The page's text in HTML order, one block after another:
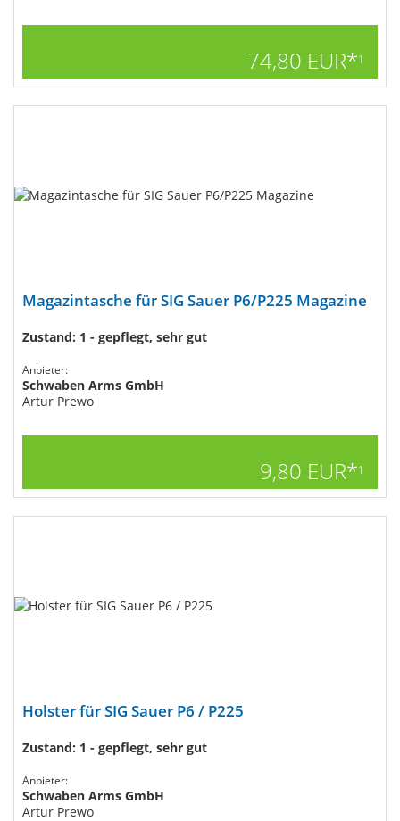
74,80 EUR*1
Magazintasche für SIG Sauer P6/P225 Magazine
Zustand: 1 - gepflegt, sehr gut
Anbieter:
Schwaben Arms GmbH
Artur Prewo
9,80 EUR*1
Holster für SIG Sauer P6 / P225
Zustand: 1 - gepflegt, sehr gut
Anbieter:
Schwaben Arms GmbH
Artur Prewo